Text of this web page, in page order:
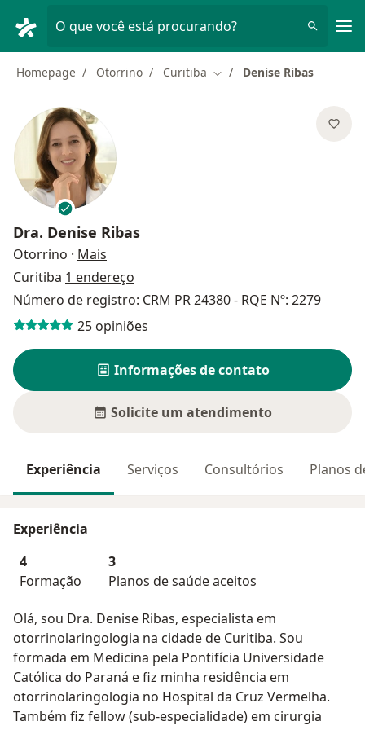
O que você está procurando?
Homepage Otorrino Curitiba Mudar de cidade
Denise Ribas
Dra. Denise Ribas
Otorrino · Mais
Curitiba 1 endereço
Número de registro: CRM PR 24380 - RQE Nº: 2279
25 opiniões
Informações de contato
Solicite um atendimento
Experiência Serviços Consultórios Planos
Experiência
4
Formação
3
Planos de saúde aceitos
Olá, sou Dra. Denise Ribas, especialista em
otorrinolaringologia na cidade de Curitiba. Sou
formada em Medicina pela Pontifícia Universidade
Católica do Paraná e fiz minha residência em
otorrinolaringologia no Hospital da Cruz Vermelha.
Também fiz fellow (sub-especialidade) em cirurgia